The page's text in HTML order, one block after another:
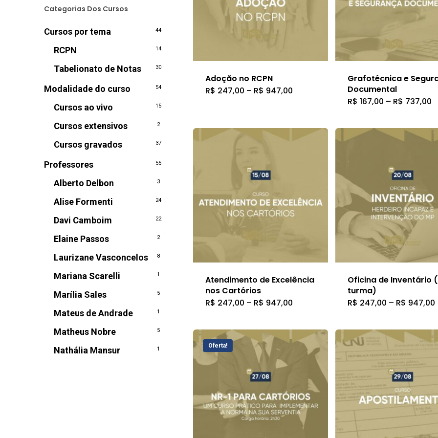
Categorias Dos Cursos
Cursos por tema 44
RCPN 14
Tabelionato de Notas 30
Modalidade do curso 54
Cursos ao vivo 15
Cursos extensivos 2
Cursos gravados 37
Professores 55
Alberto Delbon 3
Alise Formenti 24
Davi Camboim 22
Elaine Passos 2
Laurizane Vasconcelos 8
Mariana Scarelli 1
Marília Sales 5
Mateus de Andrade 1
Matheus Nobre 5
Nathália Mansur 1
Adoção no RCPN
R$ 247,00 – R$ 947,00
R$ 947,00
Este
várias
As
opções
podem
ser
página
do
produto
Grafotécnica e
Documental
R$ 167,00 – R$ 737,00
Este
tem
As
opções
podem
ser
escolhidas
produto
Atendimento de Excelência
nos Cartórios
R$ 247,00 – R$ 947,00
através
R$ 947,00
Este
tem
várias
variantes.
As
opções
podem
Oficina de Inventário
turma)
R$ 247,00 – R$ 947,00
Este
tem
variantes.
As
opções
podem
ser
Oferta!